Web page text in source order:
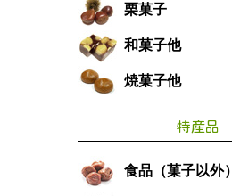
栗菓子
和菓子他
焼菓子他
特産品
食品（菓子以外）